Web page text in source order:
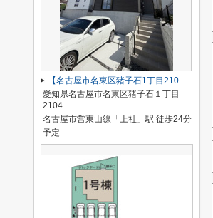
【名古屋市名東区猪子石1丁目2104新築戸建2号棟】✨️仲介手数料無料✨️猪子石小学校・猪高中学校
愛知県名古屋市名東区猪子石１丁目
2104
名古屋市営東山線「上社」駅 徒歩24分
予定